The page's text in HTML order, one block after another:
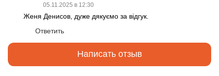
05.11.2025 в 12:30
Женя Денисов, дуже дякуємо за відгук.
Ответить
Написать отзыв